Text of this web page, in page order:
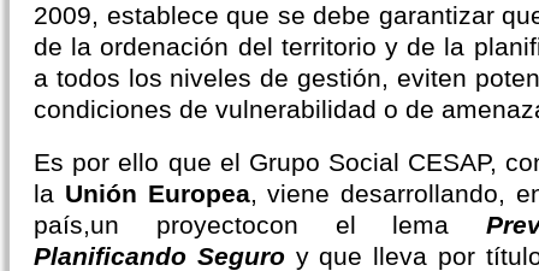
2009, establece que se debe garantizar
de la ordenación del territorio y de la
a todos los niveles de gestión, eviten
condiciones de vulnerabilidad o de
Es por ello que el Grupo Social CESAP,
la Unión Europea, viene desarrollando,
país,un proyectocon el lema
Planificando Seguroy que lleva por